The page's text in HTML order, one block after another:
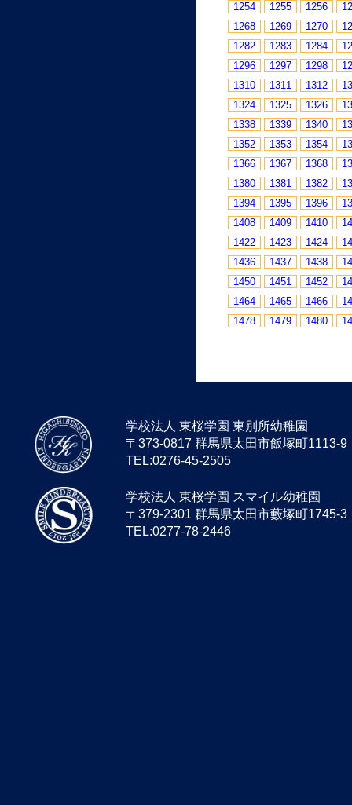
1254
1255 1256
1268
1269 1270
1282
1283 1284
1296
1297 1298
1310
1311 1312
1324
1325 1326
1338
1339 1340
1352
1353 1354
1366
1367 1368
1380
1381 1382
1394
1395 1396
1408
1409 1410
1422
1423 1424
1436
1437 1438
1450
1451 1452
1464
1465 1466
1478
1479 1480
学校法人 東桜学園 東別所幼稚園
〒373-0817 群馬県太田市飯塚町1113-9
TEL:0276-45-2505
学校法人 東桜学園 スマイル幼稚園
〒379-2301 群馬県太田市藪塚町1745-3
TEL:0277-78-2446